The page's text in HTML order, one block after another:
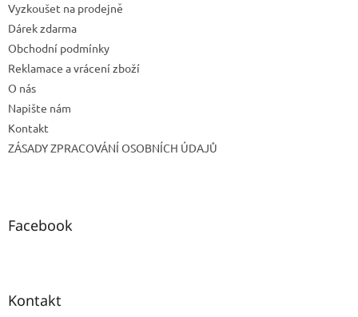
Vyzkoušet na prodejně
Dárek zdarma
Obchodní podmínky
Reklamace a vrácení zboží
O nás
Napište nám
Kontakt
ZÁSADY ZPRACOVÁNÍ OSOBNÍCH ÚDAJŮ
Facebook
Kontakt